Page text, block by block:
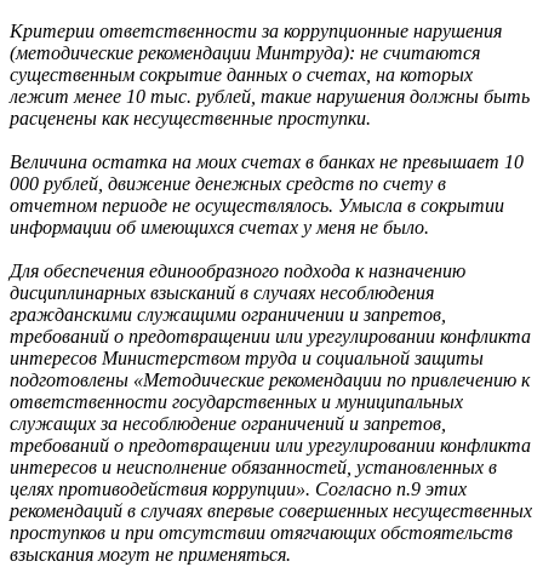
Критерии ответственности за коррупционные нарушения
(методические рекомендации Минтруда): не считаются
существенным сокрытие данных о счетах, на которых
лежит менее 10 тыс. рублей, такие нарушения должны быть
расценены как несущественные проступки.
Величина остатка на моих счетах в банках не превышает 10
000 рублей, движение денежных средств по счету в
отчетном периоде не осуществлялось. Умысла в сокрытии
информации об имеющихся счетах у меня не было.
Для обеспечения единообразного подхода к назначению
дисциплинарных взысканий в случаях несоблюдения
гражданскими служащими ограничении и запретов,
требований о предотвращении или урегулировании конфликта
интересов Министерством труда и социальной защиты
подготовлены «Методические рекомендации по привлечению к
ответственности государственных и муниципальных
служащих за несоблюдение ограничений и запретов,
требований о предотвращении или урегулировании конфликта
интересов и неисполнение обязанностей, установленных в
целях противодействия коррупции». Согласно п.9 этих
рекомендаций в случаях впервые совершенных несущественных
проступков и при отсутствии отягчающих обстоятельств
взыскания могут не применяться.